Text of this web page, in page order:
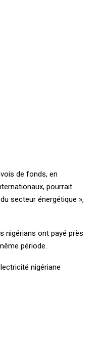
de fonds, en
pourrait
secteur énergétique »,
nigérians ont payé près
période.
nigériane